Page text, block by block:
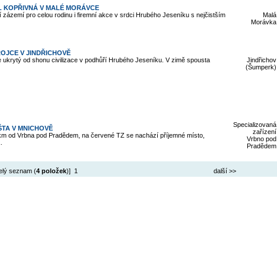
KOPŘIVNÁ V MALÉ MORÁVCE
zázemí pro celou rodinu i firemní akce v srdci Hrubého Jeseníku s nejčistším
Malá
Morávka
V JINDŘICHOVĚ
ukrytý od shonu civilizace v podhůří Hrubého Jeseníku. V zimě spousta
Jindřichov
(Šumperk)
V MNICHOVĚ
od Vrbna pod Pradědem, na červené TZ se nachází příjemné místo,
Specializovaná
zařízení
Vrbno pod
Pradědem
seznam (4 položek)] 1 další >>